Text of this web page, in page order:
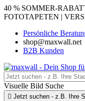
40 % SOMMER-
FOTOTAPETEN |
Persönliche
shop@maxwall.net
B2B Kunden
Visuelle Bild Suche
 Jetzt suchen - z.B. Ihre